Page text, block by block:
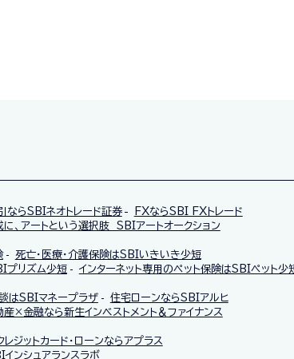
ならSBIネオトレード証券
FXならSBI FXトレード
、アートという選択肢 SBIアートオークション
死亡・医療・介護保険はSBIいきいき少短
プリズム少短
インターネット専用のペット保険はSBIペット少
はSBIマネープラザ
住宅ローンならSBIアルヒ
産×金融なら新生インベストメント＆ファイナンス
レジットカード・ローンならアプラス
ンシュアランスラボ